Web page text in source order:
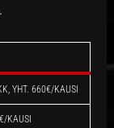
YHT. 660€/KAUSI
KAUSI